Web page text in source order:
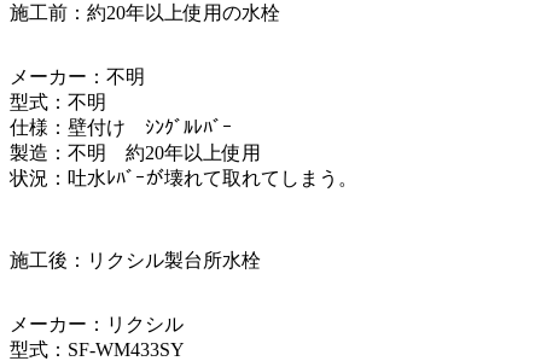
施工前：約20年以上使用の水栓
メーカー：不明
型式：不明
仕様：壁付け ｼﾝｸﾞﾙﾚﾊﾞｰ
製造：不明 約20年以上使用
状況：吐水ﾚﾊﾞｰが壊れて取れてしまう。
施工後：リクシル製台所水栓
メーカー：リクシル
型式：SF-WM433SY